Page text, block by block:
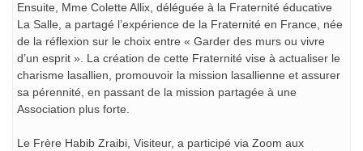
Ensuite, Mme Colette Allix, déléguée à la Fraternité éducative
La Salle, a partagé l’expérience de la Fraternité en France, née
de la réflexion sur le choix entre « Garder des murs ou vivre
d’un esprit ». La création de cette Fraternité vise à actualiser le
charisme lasallien, promouvoir la mission lasallienne et assurer
sa pérennité, en passant de la mission partagée à une
Association plus forte.
Le Frère Habib Zraibi, Visiteur, a participé via Zoom aux